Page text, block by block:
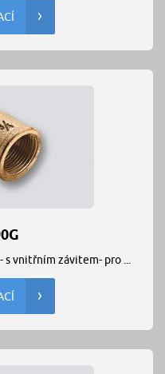
vnitřním závitem- pro ...